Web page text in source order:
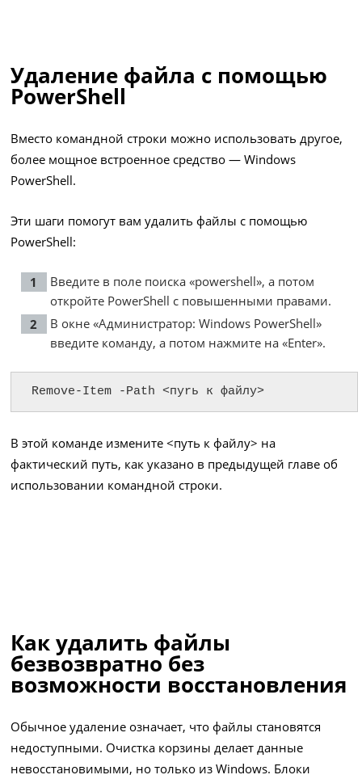
Удаление файла с помощью
PowerShell
Вместо командной строки можно использовать другое,
более мощное встроенное средство — Windows
PowerShell.
Эти шаги помогут вам удалить файлы с помощью
PowerShell:
Введите в поле поиска «powershell», а потом
откройте PowerShell с повышенными правами.
В окне «Администратор: Windows PowerShell»
введите команду, а потом нажмите на «Enter».
Remove-Item -Path <пуrь к файлу>
В этой команде измените <путь к файлу> на
фактический путь, как указано в предыдущей главе об
использовании командной строки.
Как удалить файлы
безвозвратно без
возможности восстановления
Обычное удаление означает, что файлы становятся
недоступными. Очистка корзины делает данные
невосстановимыми, но только из Windows. Блоки